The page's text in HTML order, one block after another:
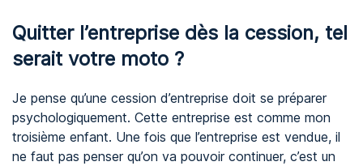
Quitter l’entreprise dès la cession, tel
serait votre moto ?
Je pense qu’une cession d’entreprise doit se préparer
psychologiquement. Cette entreprise est comme mon
troisième enfant. Une fois que l’entreprise est vendue, il
ne faut pas penser qu’on va pouvoir continuer, c’est un